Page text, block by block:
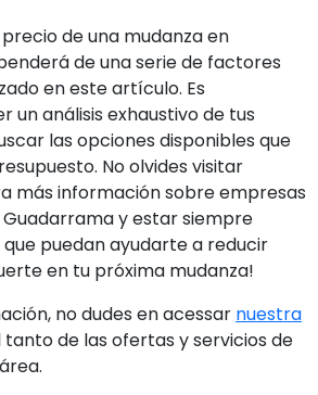
de una mudanza en
de una serie de factores
en este artículo. Es
un análisis exhaustivo de tus
las opciones disponibles que
No olvides visitar
más información sobre empresas
y estar siempre
puedan ayudarte a reducir
en tu próxima mudanza!
no dudes en acessar nuestra
de las ofertas y servicios de